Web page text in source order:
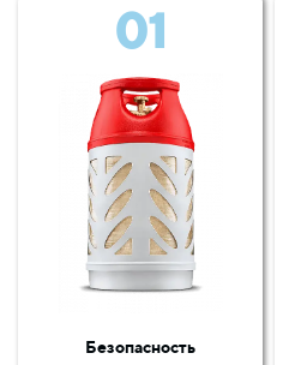
01
Безопасность